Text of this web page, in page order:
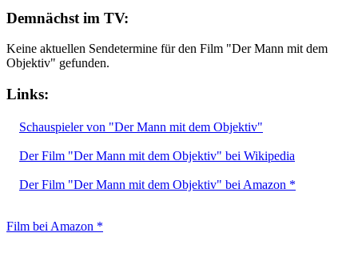
Demnächst im TV:
Keine aktuellen Sendetermine für den Film "Der Mann mit dem
Objektiv" gefunden.
Links:
Schauspieler von "Der Mann mit dem Objektiv"
Der Film "Der Mann mit dem Objektiv" bei Wikipedia
Der Film "Der Mann mit dem Objektiv" bei Amazon *
Film bei Amazon *